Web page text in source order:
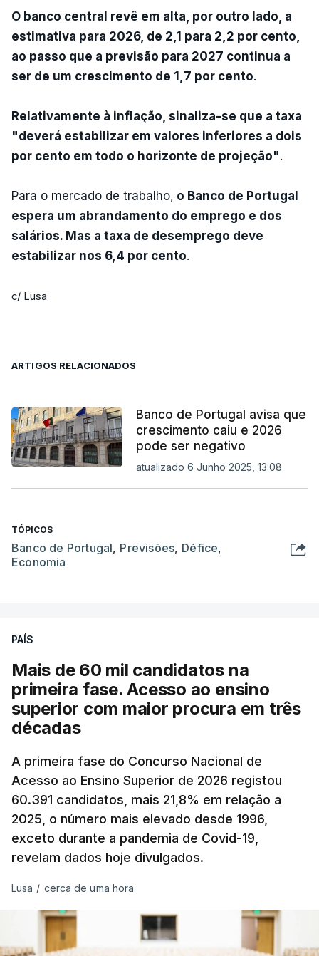
O banco central revê em alta, por outro lado, a
estimativa para 2026, de 2,1 para 2,2 por cento,
ao passo que a previsão para 2027 continua a
ser de um crescimento de 1,7 por cento.
Relativamente à inflação, sinaliza-se que a taxa
"deverá estabilizar em valores inferiores a dois
por cento em todo o horizonte de projeção".
Para o mercado de trabalho, o Banco de Portugal
espera um abrandamento do emprego e dos
salários. Mas a taxa de desemprego deve
estabilizar nos 6,4 por cento.
c/ Lusa
ARTIGOS RELACIONADOS
Banco de Portugal avisa que
crescimento caiu e 2026
pode ser negativo
atualizado 6 Junho 2025, 13:08
TÓPICOS
Banco de Portugal, Previsões, Défice,
Economia
PAÍS
Mais de 60 mil candidatos na
primeira fase. Acesso ao ensino
superior com maior procura em três
décadas
A primeira fase do Concurso Nacional de
Acesso ao Ensino Superior de 2026 registou
60.391 candidatos, mais 21,8% em relação a
2025, o número mais elevado desde 1996,
exceto durante a pandemia de Covid-19,
revelam dados hoje divulgados.
Lusa / cerca de uma hora